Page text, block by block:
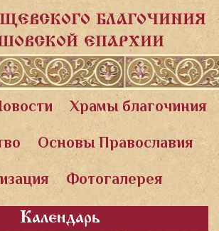
БЛАГОЧИНИЯ
ЕПАРХИИ
Храмы благочиния
Основы Православия
Фотогалерея
Календарь